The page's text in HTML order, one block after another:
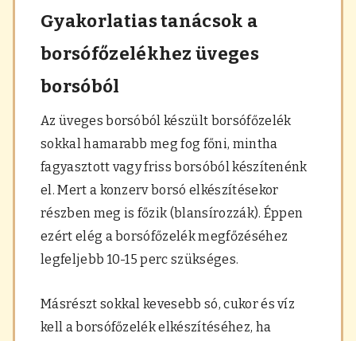
Gyakorlatias tanácsok a
borsófőzelékhez üveges
borsóból
Az üveges borsóból készült borsófőzelék
sokkal hamarabb meg fog főni, mintha
fagyasztott vagy friss borsóból készítenénk
el. Mert a konzerv borsó elkészítésekor
részben meg is főzik (blansírozzák). Éppen
ezért elég a borsófőzelék megfőzéséhez
legfeljebb 10-15 perc szükséges.
Másrészt sokkal kevesebb só, cukor és víz
kell a borsófőzelék elkészítéséhez, ha